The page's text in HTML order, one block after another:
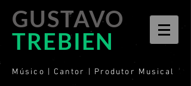
GUSTAVO
TREBIEN
Músico | Cantor | Produtor Musical